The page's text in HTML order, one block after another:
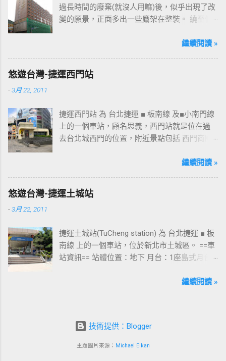
過長時間的廢棄(就沒人用嘛)後，似乎出現了改
變的願景，正面多出一些鷹架在整裝。 繞至側
桃園的民眾又有一個聚餐旅遊的好去處囉!!但今
趴走將持續為讀者們追蹤其動態消息，請各位
開始期待開幕日的來臨吧！ 南華飯店施工中現
繼續閱讀 »
悠遊台灣-捷運西門站
-3月 22, 2011
捷運西門站 為 台北捷運 ■ 板南線 及■小南門線
上的一個車站，顧名思義，西門站就是位在過
去台北城西門的位置，附近景點包括 西門商圈
圖中的六號出口，因位處 西門商圈 之入口，成
等候的標的物，也是是最容易堵塞的出口。 捷
運西門站六號出口&西門町商圈 板南線上車站 [
站 ] - [ 龍山寺站 ] - [ 西門站 ] - [ 台北車站 ] - [
善導寺站 ] - [ 忠孝新生站 ] - [ 忠孝復興站 ] - [
忠孝敦化站 ] - [ 國父紀念館站 ] - [ 市政府站
繼續閱讀 »
悠遊台灣-捷運土城站
-3月 22, 2011
捷運土城站(TuCheng station) 為 台北捷運 ■ 板
南線 上的一個車站，位於新北市土城區。 ==車
站資訊== 站體位置：地下 月台：1座島式月台
站 ] ---->往 板橋站 、 台北車站 、 南港展覽館
寺站 ] - [ 西門站 ] - [ 台北車站 ] - [ 善導寺站 ] -
[ 忠孝新生站 ] - [ 忠孝復興站 ] - [ 忠孝敦化站
繼續閱讀 »
技術提供：Blogger
主題圖片來源： Michael Elkan